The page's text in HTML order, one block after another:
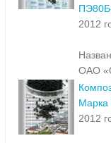
2012
ОАО
2012